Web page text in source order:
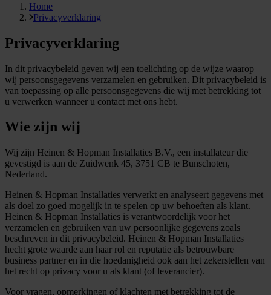
Home
Privacyverklaring
Privacyverklaring
In dit privacybeleid geven wij een toelichting op de wijze waarop
wij persoonsgegevens verzamelen en gebruiken. Dit privacybeleid is
van toepassing op alle persoonsgegevens die wij met betrekking tot
u verwerken wanneer u contact met ons hebt.
Wie zijn wij
Wij zijn Heinen & Hopman Installaties B.V., een installateur die
gevestigd is aan de Zuidwenk 45, 3751 CB te Bunschoten,
Nederland.
Heinen & Hopman Installaties verwerkt en analyseert gegevens met
als doel zo goed mogelijk in te spelen op uw behoeften als klant.
Heinen & Hopman Installaties is verantwoordelijk voor het
verzamelen en gebruiken van uw persoonlijke gegevens zoals
beschreven in dit privacybeleid. Heinen & Hopman Installaties
hecht grote waarde aan haar rol en reputatie als betrouwbare
business partner en in die hoedanigheid ook aan het zekerstellen van
het recht op privacy voor u als klant (of leverancier).
Voor vragen, opmerkingen of klachten met betrekking tot de